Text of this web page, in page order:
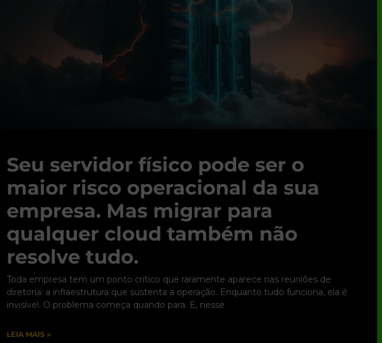
Seu servidor físico pode ser o
maior risco operacional da sua
empresa. Mas migrar para
qualquer cloud também não
resolve tudo.
Toda empresa tem um ponto crítico que raramente aparece nas reuniões de
diretoria: a infraestrutura que sustenta a operação. Enquanto tudo funciona, ela é
invisível. O problema começa quando para. E, nesse
LEIA MAIS »